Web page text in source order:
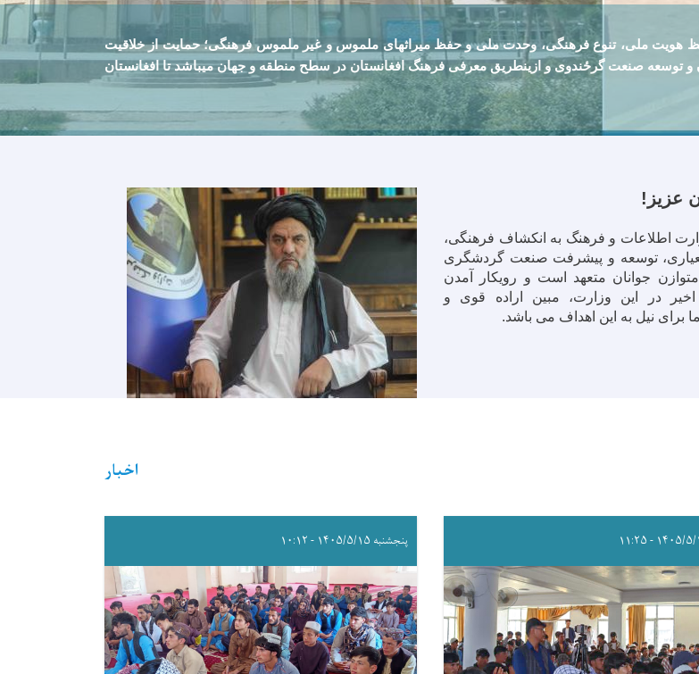
هويت ملی، تنوع فرهنگی، وحدت ملی و حفظ ميراثهای ملموس و غیر ملموس فرهنگی؛ حمایت از خلاقيت
توسعه صنعت گرځندوی و ازينطريق معرفی فرهنگ افغانستان در سطح منطقه و جهان ميباشد تا افغانستان
عزیز!
اطلاعات و فرهنگ به انکشاف فرهنگی،
توسعه و پیشرفت صنعت گردشگری
جوانان متعهد است و رویکار آمدن
اخیر در این وزارت، مبین اراده قوی و
برای نیل به این اهداف می باشد.
اخبار
پنجشنبه ۱۴۰۵/۵/۱۵ - ۱۰:۱۲